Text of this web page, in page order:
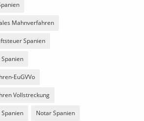
Mahnverfahren
Spanien
EuGVVo
Vollstreckung
Notar Spanien